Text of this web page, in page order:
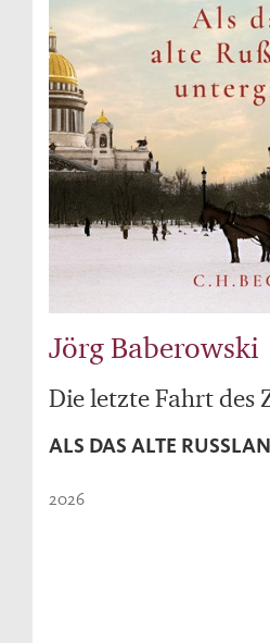
Jörg Baberowski
Die letzte Fahrt des
ALS DAS ALTE
2026